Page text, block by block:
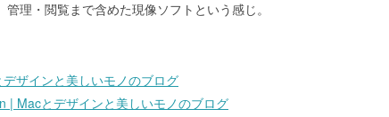
理・閲覧まで含めた現像ソフトという感じ。
ザインと美しいモノのブログ
| Macとデザインと美しいモノのブログ